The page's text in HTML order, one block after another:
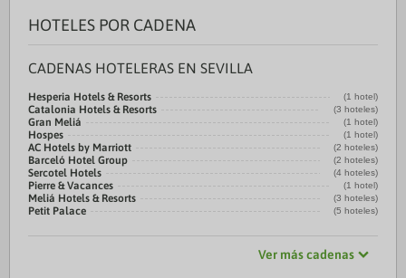
HOTELES POR CADENA
CADENAS HOTELERAS EN SEVILLA
Hesperia Hotels & Resorts (1 hotel)
Catalonia Hotels & Resorts (3 hoteles)
Gran Meliá (1 hotel)
Hospes (1 hotel)
AC Hotels by Marriott (2 hoteles)
Barceló Hotel Group (2 hoteles)
Sercotel Hotels (4 hoteles)
Pierre & Vacances (1 hotel)
Meliá Hotels & Resorts (3 hoteles)
Petit Palace (5 hoteles)
Ver más cadenas